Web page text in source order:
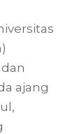
ajang